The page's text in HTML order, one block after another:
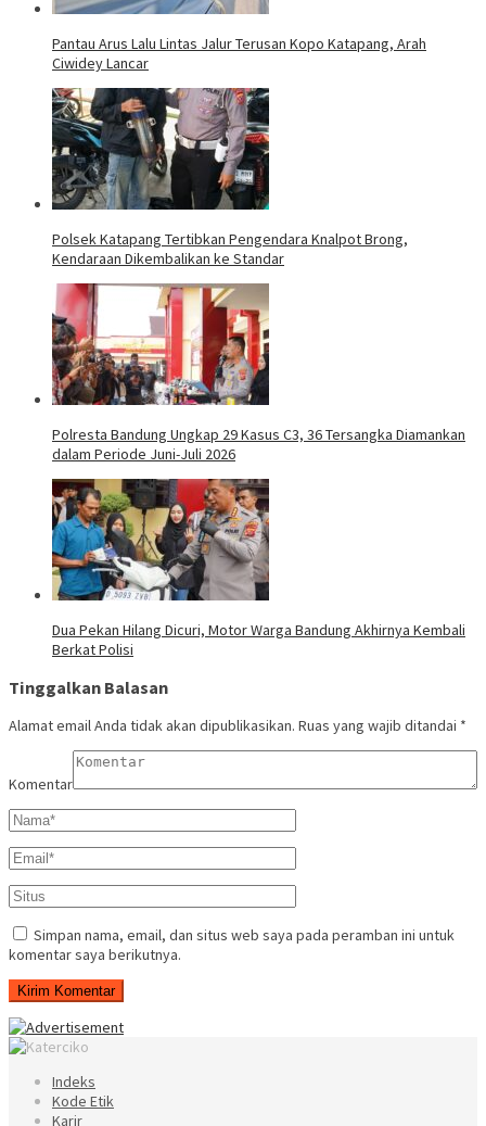
Pantau Arus Lalu Lintas Jalur Terusan Kopo Katapang, Arah
Ciwidey Lancar
Polsek Katapang Tertibkan Pengendara Knalpot Brong,
Kendaraan Dikembalikan ke Standar
Polresta Bandung Ungkap 29 Kasus C3, 36 Tersangka Diamankan
dalam Periode Juni-Juli 2026
Dua Pekan Hilang Dicuri, Motor Warga Bandung Akhirnya Kembali
Berkat Polisi
Tinggalkan Balasan
Alamat email Anda tidak akan dipublikasikan. Ruas yang wajib ditandai *
Komentar
Simpan nama, email, dan situs web saya pada peramban ini untuk
komentar saya berikutnya.
Indeks
Kode Etik
Karir